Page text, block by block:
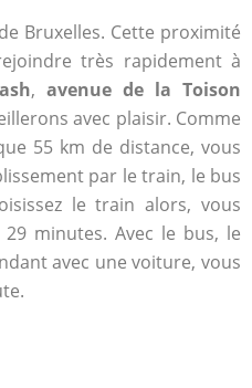
Bruxelles. Cette proximité
très rapidement à
, avenue de la Toison
avec plaisir. Comme
55 km de distance, vous
par le train, le bus
le train alors, vous
minutes. Avec le bus, le
avec une voiture, vous